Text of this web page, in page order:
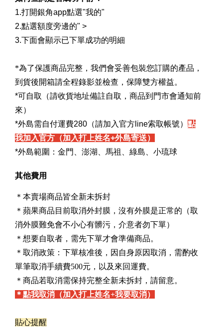
1.打開銀角app點選"我的"
2.點選額度旁邊的" >
3.下面會顯示已下單成功的明細
*為了保護商品完整，我們會妥善包裝您訂購的產品，
到貨後開箱請全程錄影並檢查，保障雙方權益。
*可自取（請收貨地址備註自取，商品到門市會通知前
來）
*外島需自付運費280（請加入官方line索取帳號） 點
我加入官方（加入打上姓名+外島寄送）
*外島範圍：金門、澎湖、馬祖、綠島、小琉球
其他費用
＊本賣場商品皆全新未拆封
＊蘋果商品目前取消外封膜，沒有外膜是正常的（取
消外膜難免會不小心有髒污，介意者勿下單）
＊想要自取者，需先下單才會準備商品。
＊取消政策：下單核准後，因自身原因取消，需酌收
單筆取消手續費500元，以及來回運費。
＊商品若取消需保持完整全新未拆封，請留意。
＊點我取消（加入打上姓名+我要取消）
貼心提醒